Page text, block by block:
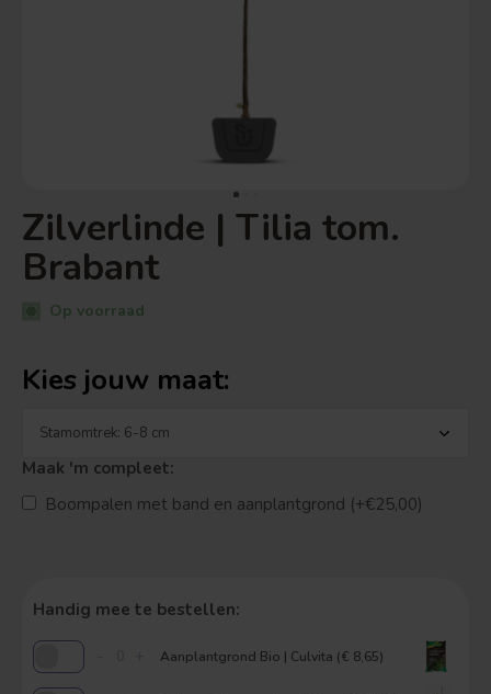
Zilverlinde | Tilia tom.
Brabant
Op voorraad
Kies jouw maat:
Maak 'm compleet:
Boompalen met band en aanplantgrond (+€25,00)
Handig mee te bestellen:
Aanplantgrond Bio | Culvita (€ 8,65)